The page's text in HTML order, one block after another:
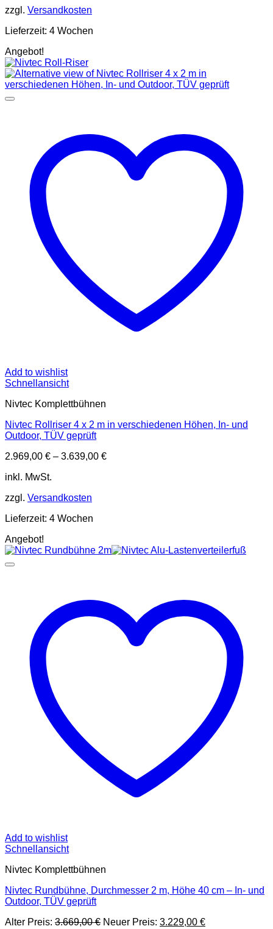
zzgl. Versandkosten
Lieferzeit: 4 Wochen
Angebot!
Add to wishlist
Schnellansicht
Nivtec Komplettbühnen
Nivtec Rollriser 4 x 2 m in verschiedenen Höhen, In- und
Outdoor, TÜV geprüft
2.969,00 € – 3.639,00 €
inkl. MwSt.
zzgl. Versandkosten
Lieferzeit: 4 Wochen
Angebot!
Add to wishlist
Schnellansicht
Nivtec Komplettbühnen
Nivtec Rundbühne, Durchmesser 2 m, Höhe 40 cm – In- und
Outdoor, TÜV geprüft
Alter Preis: 3.669,00€ Ursprünglicher
Neuer Preis: 3.229,00 €Aktueller